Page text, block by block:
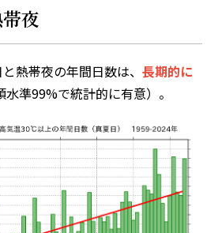
夜
帯夜の年間日数は、 長期的に
準99%で統計的に有意）。